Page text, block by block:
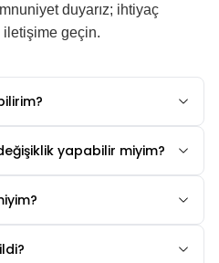
duyarız; ihtiyaç
geçin.
yapabilir miyim?